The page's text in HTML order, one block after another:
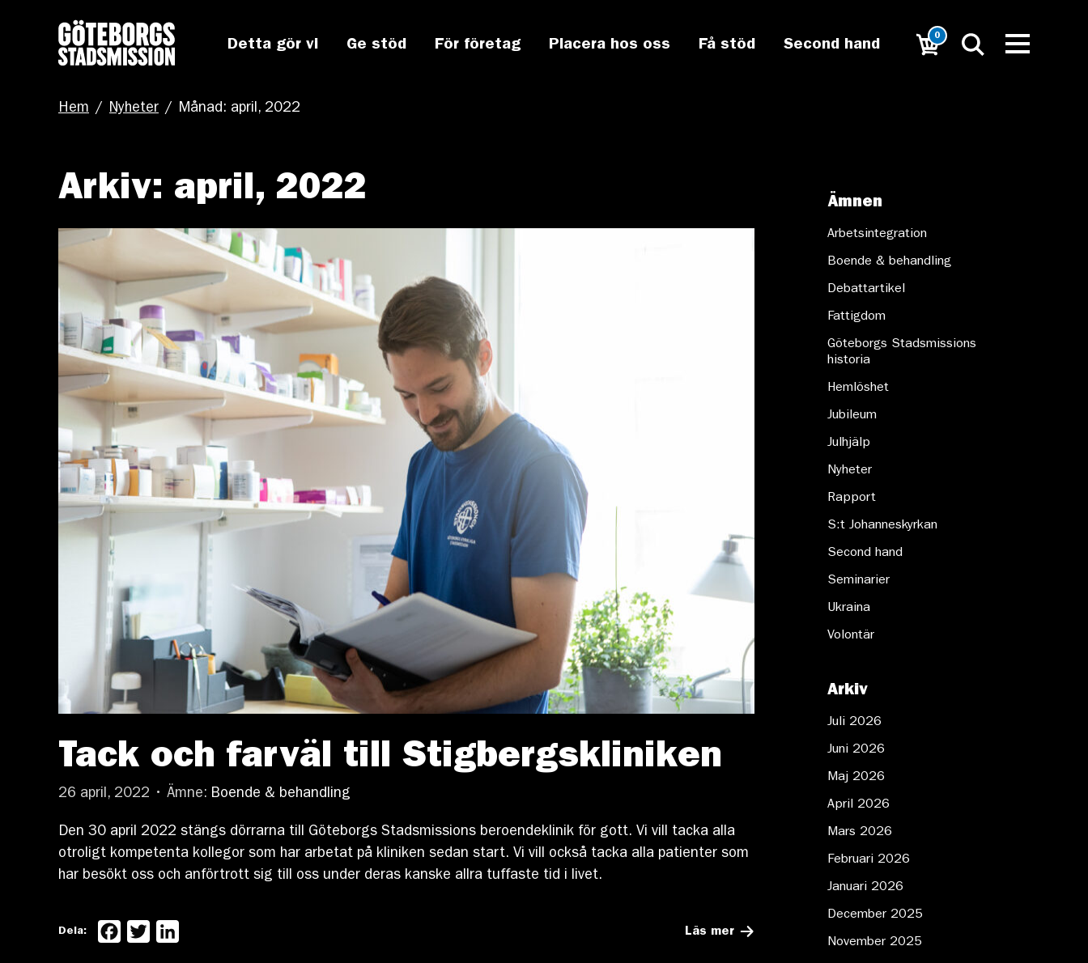
Detta gör vi Ge stöd För företag Placera hos oss Få stöd Second hand
0
Hem / Nyheter / Månad: april, 2022
Ämnen
Arbetsintegration
Boende & behandling
Debattartikel
Fattigdom
Göteborgs Stadsmissions
historia
Hemlöshet
Jubileum
Julhjälp
Nyheter
Rapport
S:t Johanneskyrkan
Second hand
Seminarier
Ukraina
Volontär
Arkiv
Juli 2026
Juni 2026
Maj 2026
April 2026
Mars 2026
Februari 2026
Januari 2026
December 2025
November 2025
Arkiv: april, 2022
Tack och farväl till Stigbergskliniken
26 april, 2022 • Ämne: Boende & behandling
Den 30 april 2022 stängs dörrarna till Göteborgs Stadsmissions beroendeklinik för gott. Vi vill tacka alla
otroligt kompetenta kollegor som har arbetat på kliniken sedan start. Vi vill också tacka alla patienter som
har besökt oss och anförtrott sig till oss under deras kanske allra tuffaste tid i livet.
Läs mer
Dela: Facebook
Twitter